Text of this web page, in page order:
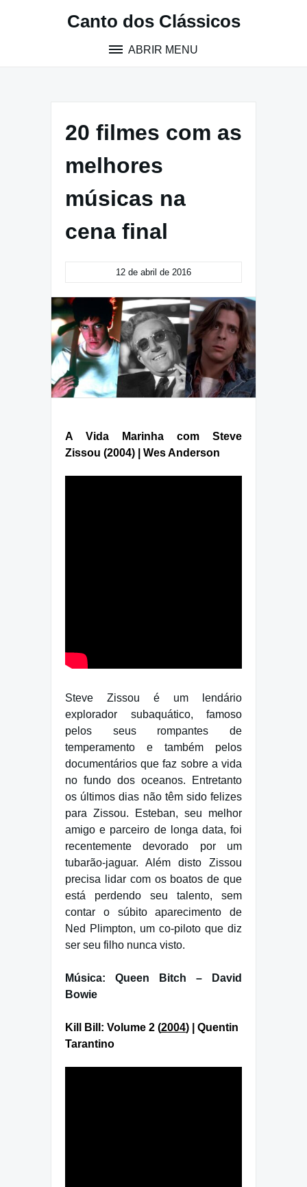
Canto dos Clássicos
ABRIR MENU
20 filmes com as
melhores
músicas na
cena final
12 de abril de 2016
A Vida Marinha com Steve
Zissou (2004) | Wes Anderson
Steve Zissou é um lendário
explorador subaquático, famoso
pelos seus rompantes de
temperamento e também pelos
documentários que faz sobre a vida
no fundo dos oceanos. Entretanto
os últimos dias não têm sido felizes
para Zissou. Esteban, seu melhor
amigo e parceiro de longa data, foi
recentemente devorado por um
tubarão-jaguar. Além disto Zissou
precisa lidar com os boatos de que
está perdendo seu talento, sem
contar o súbito aparecimento de
Ned Plimpton, um co-piloto que diz
ser seu filho nunca visto.
Música: Queen Bitch – David
Bowie
Kill Bill: Volume 2 (2004) | Quentin
Tarantino